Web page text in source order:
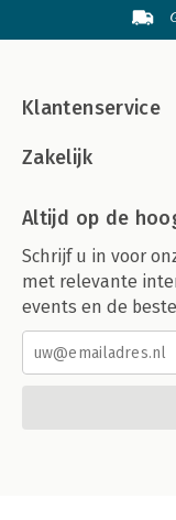
Klantenservice
Zakelijk
Altijd op de
Schrijf u in voor
met relevante
events en de